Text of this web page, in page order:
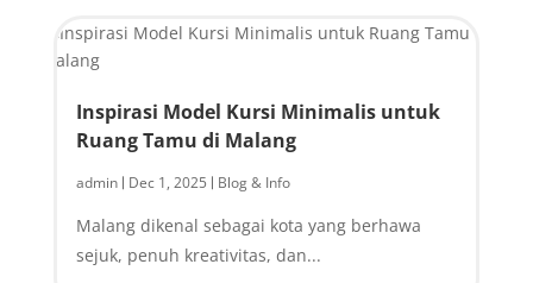
Inspirasi Model Kursi Minimalis untuk
Ruang Tamu di Malang
admin | Dec 1, 2025 | Blog & Info
Malang dikenal sebagai kota yang berhawa
sejuk, penuh kreativitas, dan...